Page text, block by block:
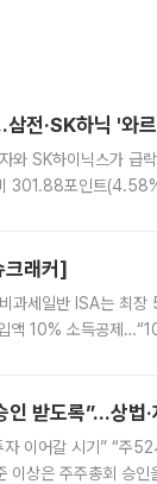
전·SK하닉 '와
와 SK하이닉스가 급
301.88포인트
크래커]
과세일반 ISA는 최
액 10% 소득공제
받도록”…상법
이어갈 시기” “주
상은 주주총회 승인